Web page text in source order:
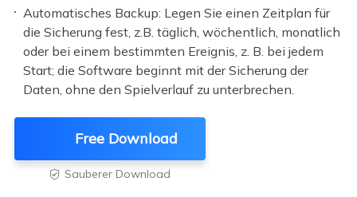
Automatisches Backup: Legen Sie einen Zeitplan für
die Sicherung fest, z.B. täglich, wöchentlich, monatlich
oder bei einem bestimmten Ereignis, z. B. bei jedem
Start; die Software beginnt mit der Sicherung der
Daten, ohne den Spielverlauf zu unterbrechen.
Free Download
 Sauberer Download